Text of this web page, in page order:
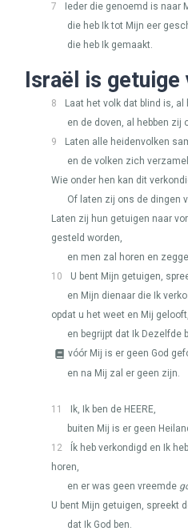
7
Ieder die genoemd is naar
die heb Ik tot Mijn eer
die heb Ik gemaakt.
Israël is getuige
8
Laat het volk dat blind is, al
en de doven, al hebben zij
9
Laten alle heidenvolken
en de volken zich
Wie onder hen kan dit
Of laten zij ons de dingen
Laten zij hun getuigen naar
gesteld worden,
en men zal horen en
10
U bent Mijn getuigen,
en Mijn dienaar die Ik
opdat u het weet en Mij gelooft,
en begrijpt dat Ik Dezelfde
vóór Mij is er geen God
en na Mij zal er geen zijn.
11 Ik, Ik ben de HEERE,
buiten Mij is er geen
12
Ík heb verkondigd en Ik
horen,
en er was geen vreemde
U bent Mijn getuigen, spreekt
dat Ik God ben.